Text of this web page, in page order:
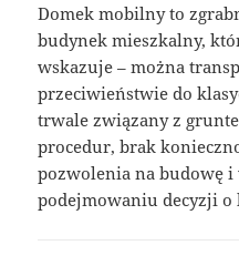
Domek mobilny to
budynek mieszkalny,
wskazuje – można
przeciwieństwie do
trwale związany z
procedur, brak
pozwolenia na budowę
podejmowaniu decyzji o